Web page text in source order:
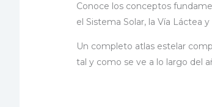
Conoce los conceptos
el Sistema Solar, la Vía Láctea
Un completo atlas estelar
tal y como se ve a lo largo del